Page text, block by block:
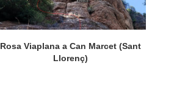
Rosa Viaplana a Can Marcet (Sant
Llorenç)